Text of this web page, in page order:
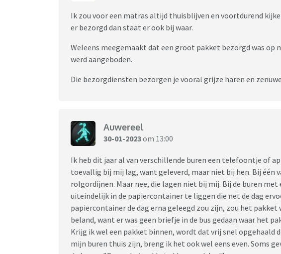
Ik zou voor een matras altijd thuisblijven en voortdurend
er bezorgd dan staat er ook bij waar.
Weleens meegemaakt dat een groot pakket bezorgd was op
werd aangeboden.
Die bezorgdiensten bezorgen je vooral grijze haren en
Auwereel
30-01-2023om 13:00
Ik heb dit jaar al van verschillende buren een telefoontje of
toevallig bij mij lag, want geleverd, maar niet bij hen. Bij één
rolgordijnen. Maar nee, die lagen niet bij mij. Bij de buren
uiteindelijk in de papiercontainer te liggen die net de dag
papiercontainer de dag erna geleegd zou zijn, zou het
beland, want er was geen briefje in de bus gedaan waar het
Krijg ik wel een pakket binnen, wordt dat vrij snel opgehaald
mijn buren thuis zijn, breng ik het ook wel eens even. Soms